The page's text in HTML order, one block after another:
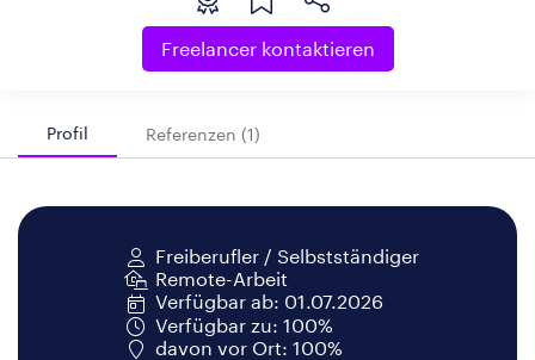
Freelancer kontaktieren
Profil Referenzen (1)
Freiberufler / Selbstständiger
Remote-Arbeit
Verfügbar ab: 01.07.2026
Verfügbar zu: 100%
davon vor Ort: 100%